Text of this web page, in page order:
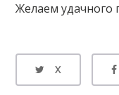
Желаем удачного
X